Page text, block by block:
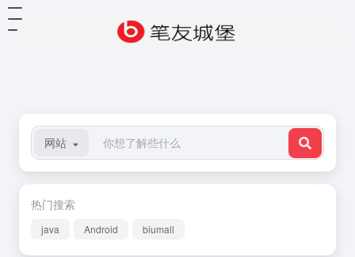
网站
热门搜索
java Android biumall